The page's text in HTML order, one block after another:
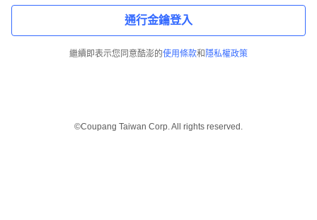
通行金鑰登入
繼續即表示您同意酷澎的使用條款和 隱私權政策
©Coupang Taiwan Corp. All rights reserved.